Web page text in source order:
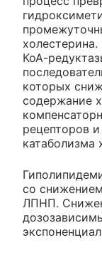
КоА-
которых
содержание
рецепторов
катаболизма
со
ЛПНП.